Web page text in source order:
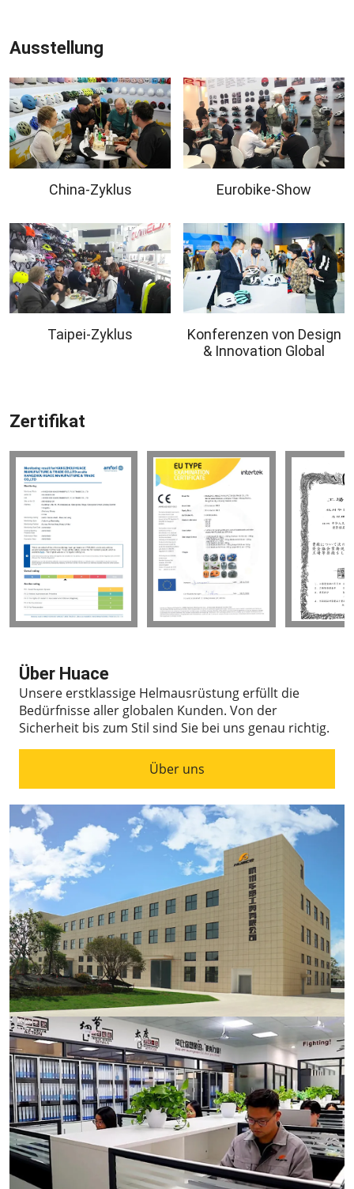
Ausstellung
China-Zyklus Eurobike-Show
Taipei-Zyklus
Konferenzen von Design
& Innovation Global
Zertifikat
Über Huace
Unsere erstklassige Helmausrüstung erfüllt die
Bedürfnisse aller globalen Kunden. Von der
Sicherheit bis zum Stil sind Sie bei uns genau richtig.
Über uns